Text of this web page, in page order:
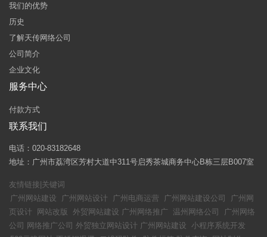
我们的优势
历史
了解天传网络公司
公司简介
企业文化
服务中心
付款方式
联系我们
电话：020-83182648
地址：广州市荔湾区芳村大道中311号启秀茶城商务中心B栋三层B007室
友情链接|关键词
广州网站建设
广州网站设计 广州电商运营 广州网站建设公司
广州网
页设计
网站改版 外贸网站建设 广州网络推广 温州网络公司
广州网络
公司 网络推广公司 外贸独立网站设计 广州网站建设 小程序系统开发